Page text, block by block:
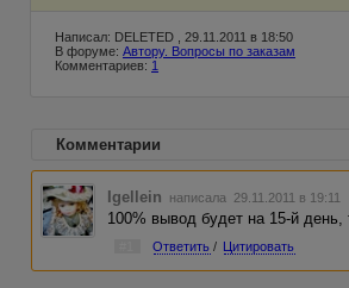
Написал: DELETED , 29.11.2011 в 18:50
В форуме: Автору. Вопросы по заказам
Комментариев: 1
Комментарии
Igellein написала 29.11.2011 в 19:11
100% вывод будет на 15-й
Ответить / Цитировать